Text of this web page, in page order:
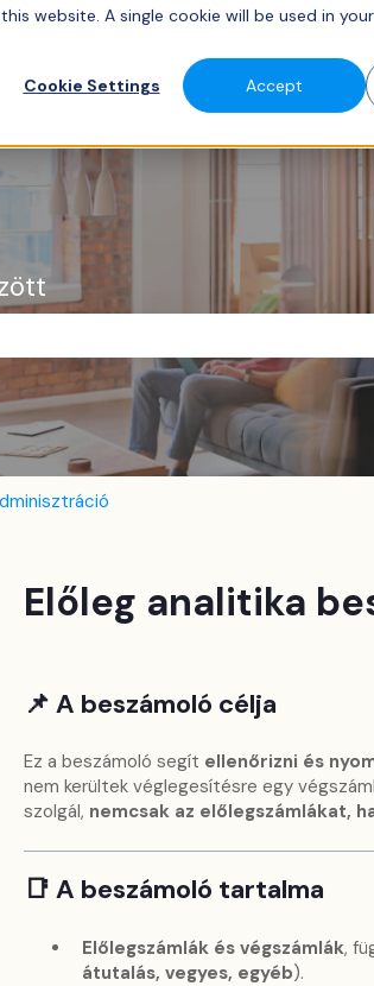
website. A single cookie will be used in
Cookie Settings
Accept
Előleg analitika
📌 A beszámoló célja
Ez a beszámoló segít ellenőrizni és
nem kerültek véglegesítésre egy
szolgál, nemcsak az előlegszámlákat,
📑 A beszámoló tartalma
Előlegszámlák és végszámlák,
átutalás, vegyes, egyéb).